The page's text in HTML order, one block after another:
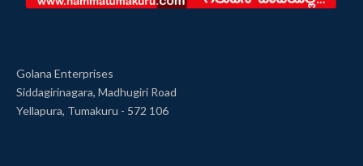
Golana Enterprises
Siddagirinagara, Madhugiri Road
Yellapura, Tumakuru - 572 106